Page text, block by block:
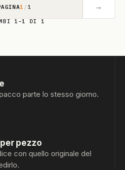
1 /1 →
1–1 DI 1
parte lo stesso giorno.
pezzo
con quello originale del